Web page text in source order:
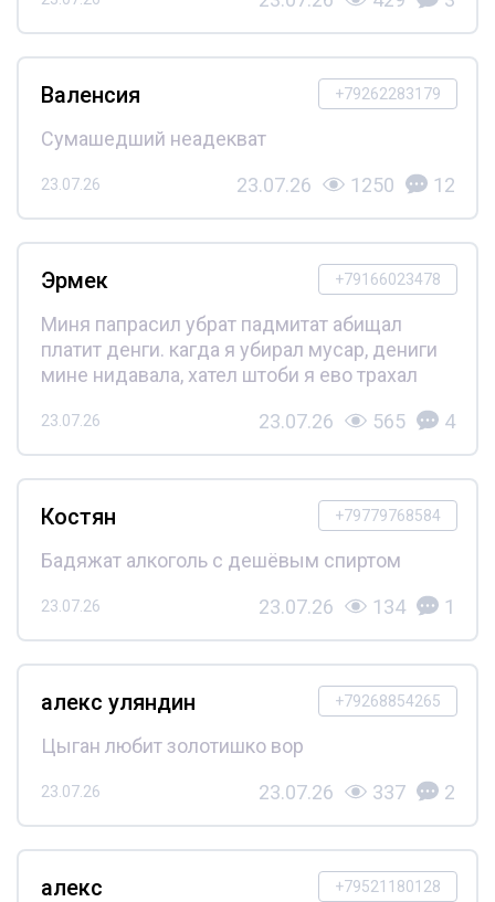
+79262283179
Валенсия
Сумашедший неадекват
23.07.26 23.07.26 1250 12
+79166023478
Эрмек
Миня папрасил убрат падмитат абищал
платит денги. кагда я убирал мусар, дениги
мине нидавала, хател штоби я ево трахал
23.07.26 23.07.26 565 4
+79779768584
Костян
Бадяжат алкоголь с дешёвым спиртом
23.07.26 23.07.26 134 1
+79268854265
алекс уляндин
Цыган любит золотишко вор
23.07.26 23.07.26 337 2
+79521180128
алекс